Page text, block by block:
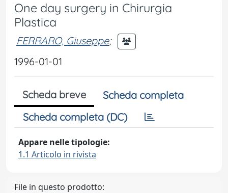
One day surgery in Chirurgia
Plastica
FERRARO, Giuseppe;
1996-01-01
Scheda breve
Scheda completa
Scheda completa (DC)
Appare nelle tipologie:
1.1 Articolo in rivista
File in questo prodotto: